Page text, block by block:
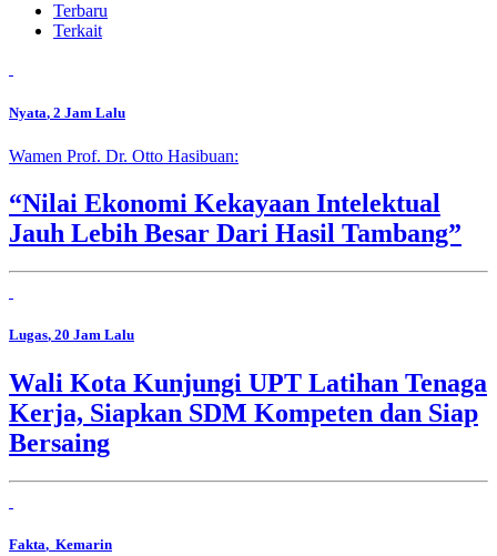
Terbaru
Terkait
Nyata, 2 Jam Lalu
Wamen Prof. Dr. Otto Hasibuan:
“Nilai Ekonomi Kekayaan Intelektual
Jauh Lebih Besar Dari Hasil Tambang”
Lugas, 20 Jam Lalu
Wali Kota Kunjungi UPT Latihan Tenaga
Kerja, Siapkan SDM Kompeten dan Siap
Bersaing
Fakta, Kemarin